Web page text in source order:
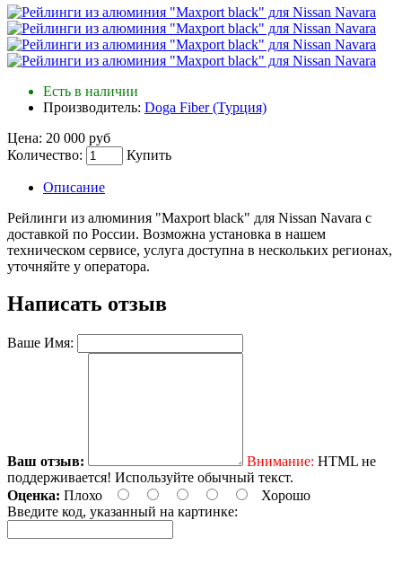
Есть в наличии
Производитель: Doga Fiber (Турция)
Цена: 20 000 руб
Количество:
Купить
Описание
Рейлинги из алюминия "Maxport black" для Nissan Navara с
доставкой по России. Возможна установка в нашем
техническом сервисе, услуга доступна в нескольких регионах,
уточняйте у оператора.
Написать отзыв
Ваше Имя:
Ваш отзыв: Внимание: HTML не
поддерживается! Используйте обычный текст.
Оценка: Плохо
Хорошо
Введите код, указанный на картинке: